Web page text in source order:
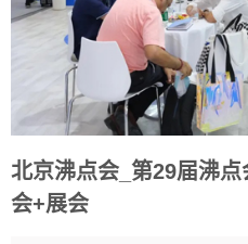
北京沸点会_第29届沸
会+展会